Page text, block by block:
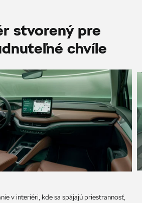
stvorený pre
chvíle
v interiéri, kde sa spájajú priestrannosť,